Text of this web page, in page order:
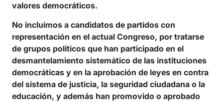
valores democráticos.
No incluimos a candidatos de partidos con
representación en el actual Congreso, por tratarse
de grupos políticos que han participado en el
desmantelamiento sistemático de las instituciones
democráticas y en la aprobación de leyes en contra
del sistema de justicia, la seguridad ciudadana o la
educación, y además han promovido o aprobado